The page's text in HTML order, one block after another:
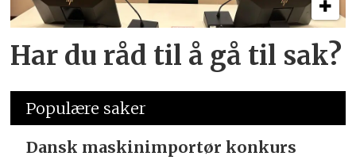
Har du råd til å gå til sak?
Populære saker
Dansk maskinimportør konkurs